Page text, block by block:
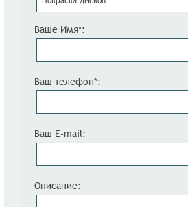
Ваше Имя*:
Ваш телефон*:
Ваш E-mail:
Описание: